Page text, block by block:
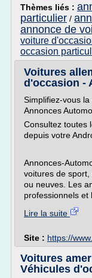
Thèmes liés :
particulier /
annonce de
voiture
occasion
Voitures
d'occasion -
Simplifiez-vous
Annonces
Consultez toutes
depuis votre
Annonces-
voitures de
ou neuves. Les
professionnels et
Lire la suite
Site : https://
Voitures
Véhicules